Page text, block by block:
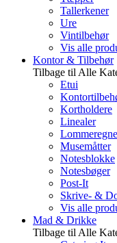
Tallerkener
Ure
Vintilbehør
Vis alle
Kontor & Tilbehør
Tilbage til Alle
Etui
Kortholdere
Linealer
Musemåtter
Notesblokke
Notesbøger
Post-It
Skrive- &
Vis alle
Mad & Drikke
Tilbage til Alle